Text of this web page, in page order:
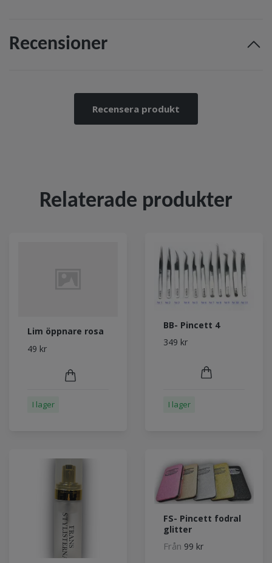
Recensioner
Recensera produkt
Relaterade produkter
Lim öppnare rosa
49 kr
I lager
BB- Pincett 4
349 kr
I lager
FS- Pincett fodral
glitter
Från 99 kr